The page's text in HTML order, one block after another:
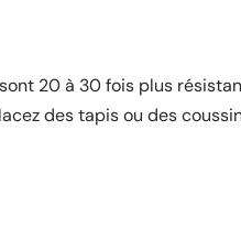
20 à 30 fois plus
des tapis ou des